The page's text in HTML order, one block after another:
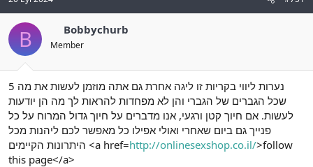
B Bobbychurb
Member
5 נערות ליווי בקריות זו ליגה אחרת גם אתה מוזמן לעשות את מה
שכל הגברים של הגברי והן לא מפחדות להראות לך מה הן יודעות
לעשות. אם חיוך קטן ורגעי, אנו מדברים על חיוך גדול המרוח על כל
פנייך גם ביום שאחרי ואולי אפילו כל מאפשר לכם ליהנות מכל
היתרונות הקיימים <a href=http://onlinesexshop.co.il/>follow
this page</a>